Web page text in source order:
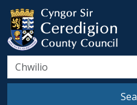
Skip to main content
Ceredigion
Search